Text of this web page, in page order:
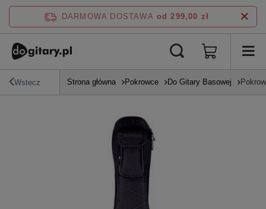
DARMOWA DOSTAWA od 299,00 zł
Wstecz Strona główna Pokrowce Do Gitary Basowej